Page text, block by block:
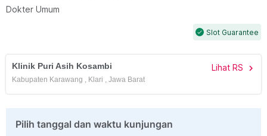
Dokter Umum
check Slot Guarantee
Klinik Puri Asih Kosambi Lihat RS chevron_right
Kabupaten Karawang , Klari , Jawa Barat
Pilih tanggal dan waktu kunjungan